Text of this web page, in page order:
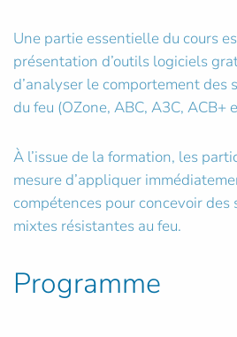
Une partie essentielle du cours
présentation d’outils logiciels
d’analyser le comportement des
du feu (OZone, ABC, A3C, ACB+
À l’issue de la formation, les
mesure d’appliquer
compétences pour concevoir
mixtes résistantes au feu.
Programme